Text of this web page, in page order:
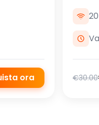
ora €30.00